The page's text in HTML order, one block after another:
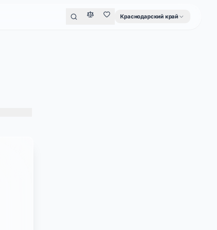
Краснодарский край